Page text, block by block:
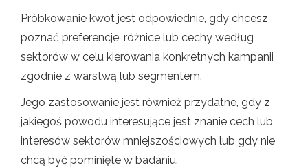
Próbkowanie kwot jest odpowiednie, gdy chcesz
poznać preferencje, różnice lub cechy według
sektorów w celu kierowania konkretnych kampanii
zgodnie z warstwą lub segmentem.
Jego zastosowanie jest również przydatne, gdy z
jakiegoś powodu interesujące jest znanie cech lub
interesów sektorów mniejszościowych lub gdy nie
chcą być pominięte w badaniu.